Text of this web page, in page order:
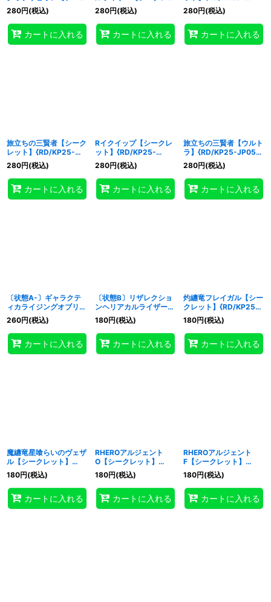
レット】{RD/KP25-
JP038}《RDフュージョ
ン》
280円(税込)
カートに入れる
ト】{RD/KP25-JP039}
《RDフュージョン》
280円(税込)
カートに入れる
JP053}《RD魔法》
280円(税込)
カートに入れる
旅立ちの三賢者【シーク
レット】{RD/KP25-
JP058}《RD魔法》
280円(税込)
カートに入れる
Rイクイップ【シークレ
ット】{RD/KP25-
JP062}《RD罠》
280円(税込)
カートに入れる
旅立ちの三賢者【ウルト
ラ】{RD/KP25-JP058}
《RD魔法》
280円(税込)
カートに入れる
〔状態A-〕ギャラクテ
ィカライジングオブリビ
オン【シークレット】
{RD/KP25-JP038}
《RDフュージョン》
260円(税込)
カートに入れる
〔状態B〕リザレクショ
ンヘリアカルライザー
【シークレット】
{RD/KP25-JP039}
《RDフュージョン》
180円(税込)
カートに入れる
灼纏竜フレイガル【シー
クレット】{RD/KP25-
JP019}《RDモンスタ
ー》
180円(税込)
カートに入れる
魔纏竜星喰らいのヴェザ
ル【シークレット】
{RD/KP25-JP021}
《RDモンスター》
180円(税込)
カートに入れる
RHEROアルジェント
O【シークレット】
{RD/KP25-JP042}
《RDフュージョン》
180円(税込)
カートに入れる
RHEROアルジェント
F【シークレット】
{RD/KP25-JP043}
《RDフュージョン》
180円(税込)
カートに入れる